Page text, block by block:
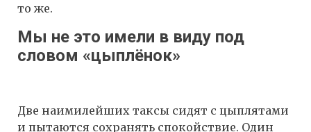
то же.
Мы не это имели в виду под
словом «цыплёнок»
Две наимилейших таксы сидят с цыплятами
и пытаются сохранять спокойствие. Один